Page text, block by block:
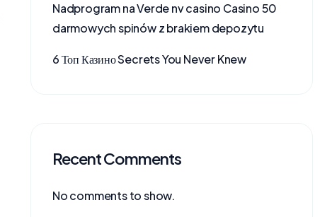
Nadprogram na Verde nv casino Casino 50
darmowych spinów z brakiem depozytu
6 Топ Казино Secrets You Never Knew
Recent Comments
No comments to show.